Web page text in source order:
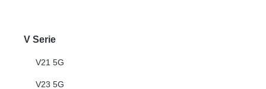
V Serie
V21 5G
V23 5G